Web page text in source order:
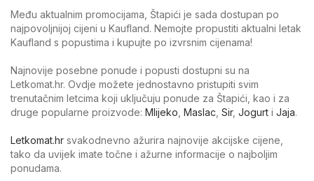
Među aktualnim promocijama, Štapići je sada dostupan po
najpovoljnijoj cijeni u Kaufland. Nemojte propustiti aktualni letak
Kaufland s popustima i kupujte po izvrsnim cijenama!
Najnovije posebne ponude i popusti dostupni su na
Letkomat.hr. Ovdje možete jednostavno pristupiti svim
trenutačnim letcima koji uključuju ponude za Štapići, kao i za
druge popularne proizvode: Mlijeko Maslac Sir, Jogurt i Jaja.
Letkomat.hr svakodnevno ažurira najnovije akcijske cijene,
tako da uvijek imate točne i ažurne informacije o najboljim
ponudama.